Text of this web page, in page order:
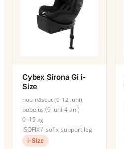
Cybex Sirona Gi i-
Size
nou-născut (0-12 luni),
bebeluș (9 luni-4 ani)
0–19 kg
ISOFIX / isofix-support-leg
i-Size